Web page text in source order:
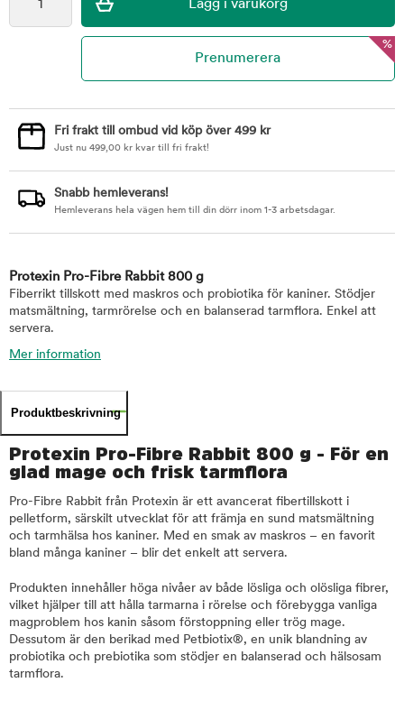
%
Fri frakt till ombud vid köp över 499 kr
Just nu 499,00 kr kvar till fri frakt!
Snabb hemleverans!
Hemleverans hela vägen hem till din dörr inom 1-3 arbetsdagar.
Protexin Pro-Fibre Rabbit 800 g
Fiberrikt tillskott med maskros och probiotika för kaniner. Stödjer
matsmältning, tarmrörelse och en balanserad tarmflora. Enkel att
servera.
Mer information
Produktbeskrivning
Protexin Pro-Fibre Rabbit 800 g - För en
glad mage och frisk tarmflora
Pro-Fibre Rabbit från Protexin är ett avancerat fibertillskott i
pelletform, särskilt utvecklat för att främja en sund matsmältning
och tarmhälsa hos kaniner. Med en smak av maskros – en favorit
bland många kaniner – blir det enkelt att servera.
Produkten innehåller höga nivåer av både lösliga och olösliga fibrer,
vilket hjälper till att hålla tarmarna i rörelse och förebygga vanliga
magproblem hos kanin såsom förstoppning eller trög mage.
Dessutom är den berikad med Petbiotix®, en unik blandning av
probiotika och prebiotika som stödjer en balanserad och hälsosam
tarmflora.